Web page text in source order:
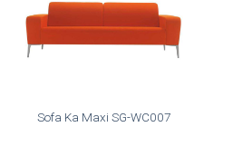
Sofa Ka Maxi SG-WC007